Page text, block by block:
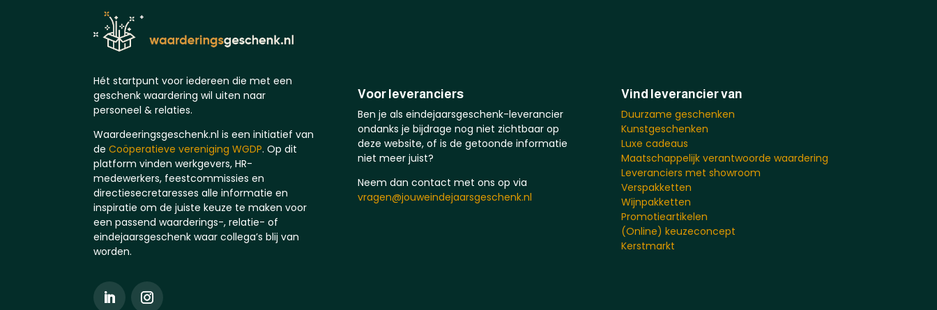
Hét startpunt voor iedereen die met een
geschenk waardering wil uiten naar
personeel & relaties.
Waardeeringsgeschenk.nl is een initiatief van
de Coöperatieve vereniging WGDP. Op dit
platform vinden werkgevers, HR-
medewerkers, feestcommissies en
directiesecretaresses alle informatie en
inspiratie om de juiste keuze te maken voor
een passend waarderings-, relatie- of
eindejaarsgeschenk waar collega’s blij van
worden.
Voor leveranciers
Ben je als eindejaarsgeschenk-leverancier
ondanks je bijdrage nog niet zichtbaar op
deze website, of is de getoonde informatie
niet meer juist?
Neem dan contact met ons op via
vragen@jouweindejaarsgeschenk.nl
Vind leverancier van
Duurzame geschenken
Kunstgeschenken
Luxe cadeaus
Maatschappelijk verantwoorde waardering
Leveranciers met showroom
Verspakketten
Wijnpakketten
Promotieartikelen
(Online) keuzeconcept
Kerstmarkt